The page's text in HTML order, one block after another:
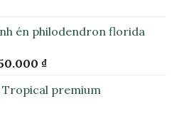
én philodendron florida
₫
Tropical premium